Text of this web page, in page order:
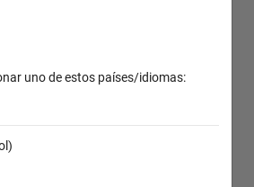
uno de estos países/idiomas: